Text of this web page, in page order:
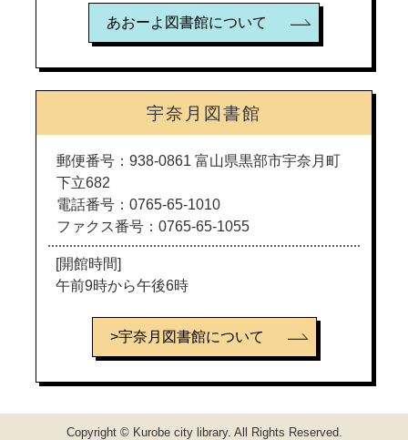
あおーよ図書館について
宇奈月図書館
郵便番号：938-0861 富山県黒部市宇奈月町
下立682
電話番号：0765-65-1010
ファクス番号：0765-65-1055
[開館時間]
午前9時から午後6時
>宇奈月図書館について
Copyright © Kurobe city library. All Rights Reserved.